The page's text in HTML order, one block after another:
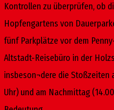
Kontrollen zu überprüfen, ob
Hopfengartens von
fünf Parkplätze vor dem
Altstadt-Reisebüro in der
insbeson¬dere die Stoßzeiten
Uhr) und am Nachmittag